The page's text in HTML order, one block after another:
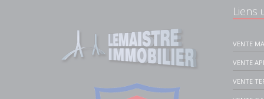
Liens
VENTE
VENTE
VENTE